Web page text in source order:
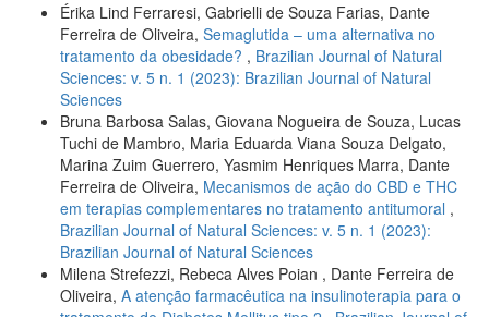
Érika Lind Ferraresi, Gabrielli de Souza Farias, Dante
Ferreira de Oliveira, Semaglutida – uma alternativa no
tratamento da obesidade? , Brazilian Journal of Natural
Sciences: v. 5 n. 1 (2023): Brazilian Journal of Natural
Sciences
Bruna Barbosa Salas, Giovana Nogueira de Souza, Lucas
Tuchi de Mambro, Maria Eduarda Viana Souza Delgato,
Marina Zuim Guerrero, Yasmim Henriques Marra, Dante
Ferreira de Oliveira, Mecanismos de ação do CBD e THC
em terapias complementares no tratamento antitumoral ,
Brazilian Journal of Natural Sciences: v. 5 n. 1 (2023):
Brazilian Journal of Natural Sciences
Milena Strefezzi, Rebeca Alves Poian , Dante Ferreira de
Oliveira, A atenção farmacêutica na insulinoterapia para o